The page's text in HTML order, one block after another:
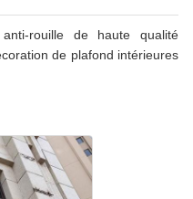
rouille de haute qualité
de plafond intérieures